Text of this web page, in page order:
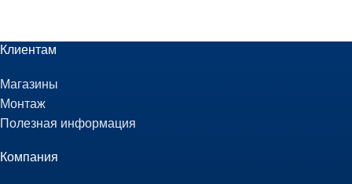
Клиентам
Магазины
Монтаж
Полезная информация
Компания